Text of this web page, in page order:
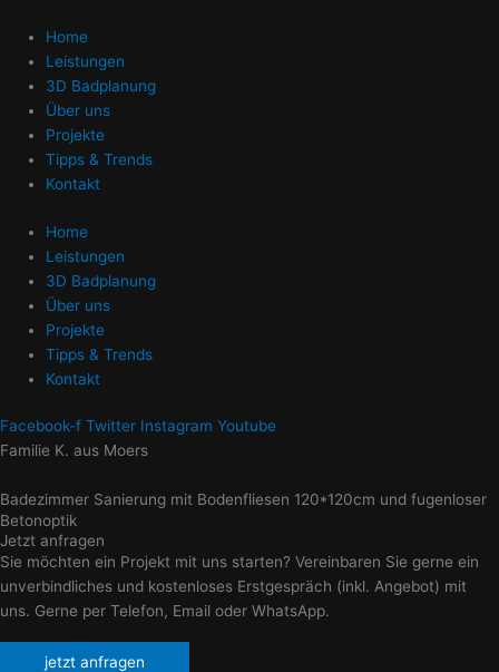
Inhalt
springen
Home
Leistungen
3D Badplanung
Über uns
Projekte
Tipps & Trends
Kontakt
Home
Leistungen
3D Badplanung
Über uns
Projekte
Tipps & Trends
Kontakt
Facebook-f Twitter Instagram Youtube
Familie K. aus Moers
Badezimmer Sanierung mit Bodenfliesen 120*120cm und fugenloser
Betonoptik
Jetzt anfragen
Sie möchten ein Projekt mit uns starten? Vereinbaren Sie gerne ein
unverbindliches und kostenloses Erstgespräch (inkl. Angebot) mit
uns. Gerne per Telefon, Email oder WhatsApp.
jetzt anfragen